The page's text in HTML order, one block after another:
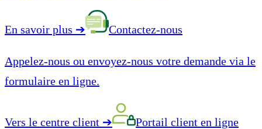
En savoir plus ➔ Contactez-nous
Appelez-nous ou envoyez-nous votre demande via le
formulaire en ligne.
Vers le centre client ➔ Portail client en ligne